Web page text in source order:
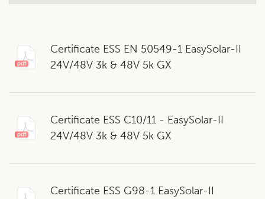
Certificate ESS EN 50549-1 EasySolar-II
24V/48V 3k & 48V 5k GX
Certificate ESS C10/11 - EasySolar-II
24V/48V 3k & 48V 5k GX
Certificate ESS G98-1 EasySolar-II